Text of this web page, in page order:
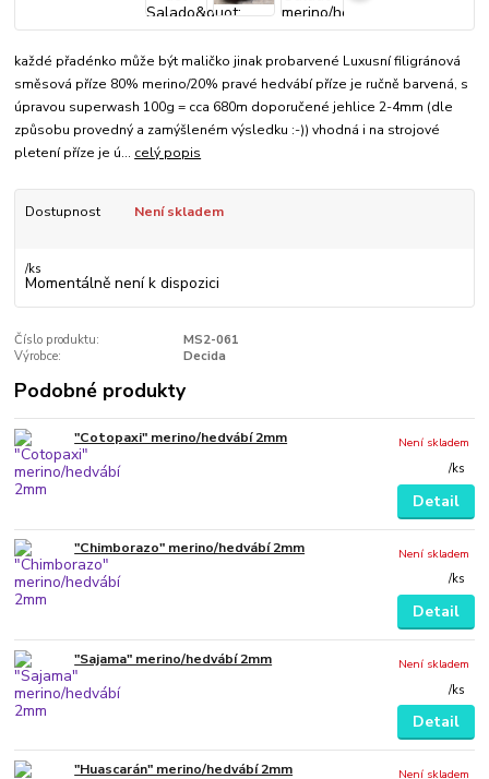
každé přadénko může být maličko jinak probarvené Luxusní filigránová
směsová příze 80% merino/20% pravé hedvábí příze je ručně barvená, s
úpravou superwash 100g = cca 680m doporučené jehlice 2-4mm (dle
způsobu provedný a zamýšleném výsledku :-)) vhodná i na strojové
pletení příze je ú... celý popis
Dostupnost Není skladem
/ks
Momentálně není k dispozici
Číslo produktu:
MS2-061
Výrobce:
Decida
Podobné produkty
"Cotopaxi" merino/hedvábí 2mm
/ks
Není skladem
Detail
"Chimborazo" merino/hedvábí 2mm
/ks
Není skladem
Detail
"Sajama" merino/hedvábí 2mm
/ks
Není skladem
Detail
"Huascarán" merino/hedvábí 2mm Není skladem